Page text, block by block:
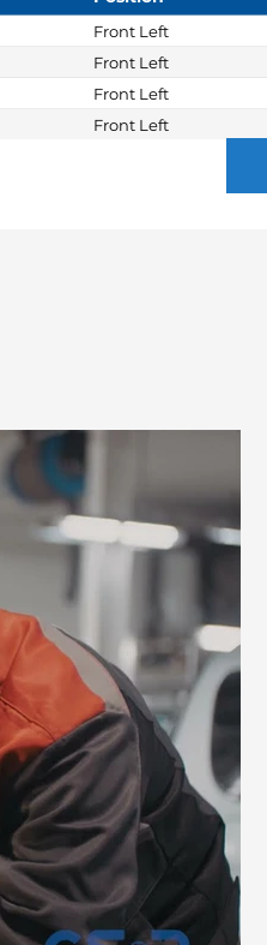
Front Left
Front Left
Front Left
Front Left